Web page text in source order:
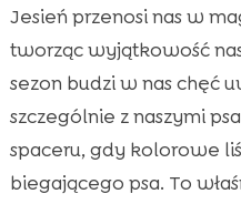
 Wprowadzenie do
 Najlepsze pory
jesienią
 Wykorzystanie
 Przygotowanie psa
 Najlepsze tła do
Jesień przenosi nas w
tworząc wyjątkowość
sezon budzi w nas chęć
szczególnie z naszymi
spaceru, gdy kolorowe
biegającego psa. To